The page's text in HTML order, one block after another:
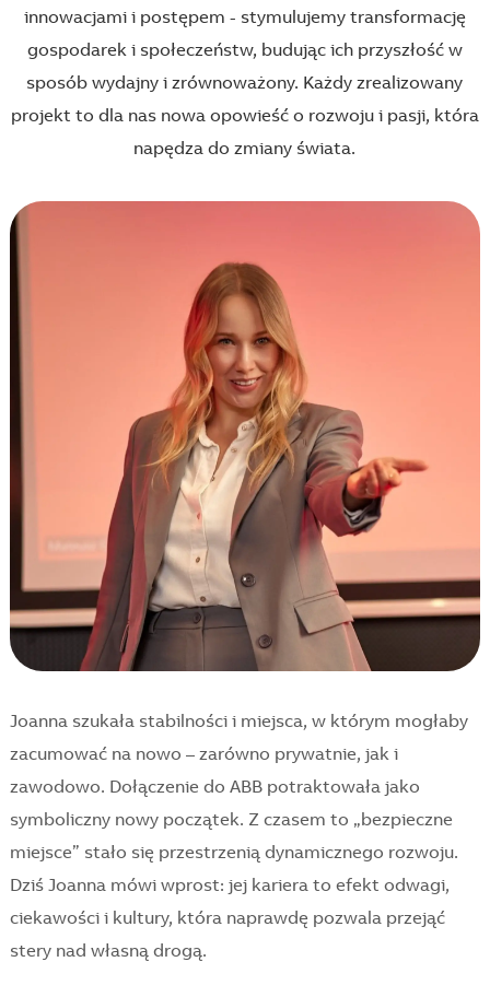
innowacjami i postępem - stymulujemy transformację
gospodarek i społeczeństw, budując ich przyszłość w
sposób wydajny i zrównoważony. Każdy zrealizowany
projekt to dla nas nowa opowieść o rozwoju i pasji, która
napędza do zmiany świata.
Joanna szukała stabilności i miejsca, w którym mogłaby
zacumować na nowo – zarówno prywatnie, jak i
zawodowo. Dołączenie do ABB potraktowała jako
symboliczny nowy początek. Z czasem to „bezpieczne
miejsce” stało się przestrzenią dynamicznego rozwoju.
Dziś Joanna mówi wprost: jej kariera to efekt odwagi,
ciekawości i kultury, która naprawdę pozwala przejąć
stery nad własną drogą.